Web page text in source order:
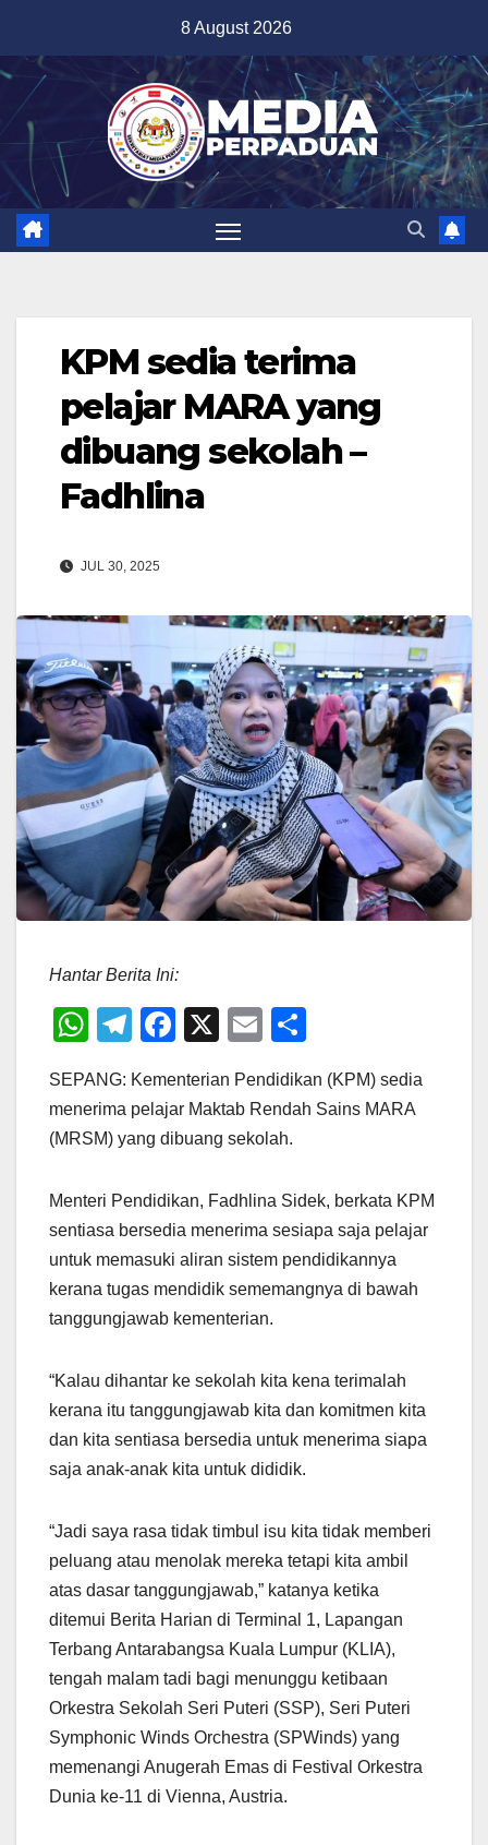
content
8 August 2026
KPM sedia terima
pelajar MARA yang
dibuang sekolah –
Fadhlina
JUL 30, 2025
Hantar Berita Ini:
W
at
s
p
p
T
e
gr
m
F
c
e
o
o
k
X
E
ail ar
SEPANG: Kementerian Pendidikan (KPM) sedia
menerima pelajar Maktab Rendah Sains MARA
(MRSM) yang dibuang sekolah.
Menteri Pendidikan, Fadhlina Sidek, berkata KPM
sentiasa bersedia menerima sesiapa saja pelajar
untuk memasuki aliran sistem pendidikannya
kerana tugas mendidik sememangnya di bawah
tanggungjawab kementerian.
“Kalau dihantar ke sekolah kita kena terimalah
kerana itu tanggungjawab kita dan komitmen kita
dan kita sentiasa bersedia untuk menerima siapa
saja anak-anak kita untuk dididik.
“Jadi saya rasa tidak timbul isu kita tidak memberi
peluang atau menolak mereka tetapi kita ambil
atas dasar tanggungjawab,” katanya ketika
ditemui Berita Harian di Terminal 1, Lapangan
Terbang Antarabangsa Kuala Lumpur (KLIA),
tengah malam tadi bagi menunggu ketibaan
Orkestra Sekolah Seri Puteri (SSP), Seri Puteri
Symphonic Winds Orchestra (SPWinds) yang
memenangi Anugerah Emas di Festival Orkestra
Dunia ke-11 di Vienna, Austria.